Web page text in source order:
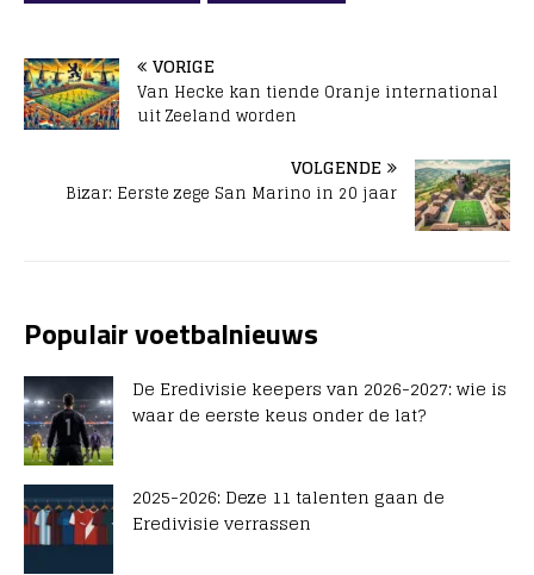
VORIGE
Van Hecke kan tiende Oranje international
uit Zeeland worden
VOLGENDE
Bizar: Eerste zege San Marino in 20 jaar
Populair voetbalnieuws
De Eredivisie keepers van 2026-2027: wie is
waar de eerste keus onder de lat?
2025-2026: Deze 11 talenten gaan de
Eredivisie verrassen